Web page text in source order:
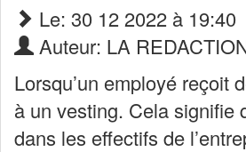
Le: 30 12 2022 à 19:40
Auteur: LA
Lorsqu’un employé reçoit
à un vesting. Cela signifie
dans les effectifs de